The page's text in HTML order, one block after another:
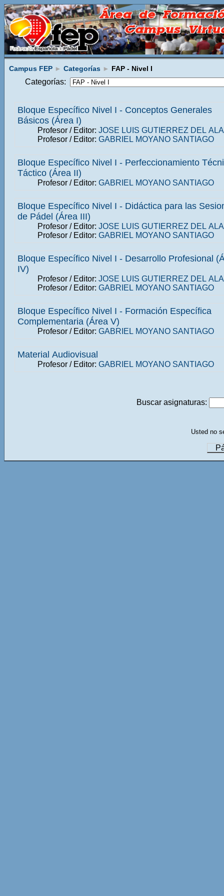
Campus FEP ► Categorías ► FAP - Nivel I
Categorías:
Bloque Específico Nivel I - Conceptos Generales
Básicos (Área I)
Profesor / Editor: JOSE LUIS GUTIERREZ DEL
Profesor / Editor: GABRIEL MOYANO SANTIAGO
Bloque Específico Nivel I - Perfeccionamiento
Táctico (Área II)
Profesor / Editor: GABRIEL MOYANO SANTIAGO
Bloque Específico Nivel I - Didáctica para las
de Pádel (Área III)
Profesor / Editor: JOSE LUIS GUTIERREZ DEL
Profesor / Editor: GABRIEL MOYANO SANTIAGO
Bloque Específico Nivel I - Desarrollo Profesional
IV)
Profesor / Editor: JOSE LUIS GUTIERREZ DEL
Profesor / Editor: GABRIEL MOYANO SANTIAGO
Bloque Específico Nivel I - Formación Específica
Complementaria (Área V)
Profesor / Editor: GABRIEL MOYANO SANTIAGO
Material Audiovisual
Profesor / Editor: GABRIEL MOYANO SANTIAGO
Buscar asignaturas:
Usted no